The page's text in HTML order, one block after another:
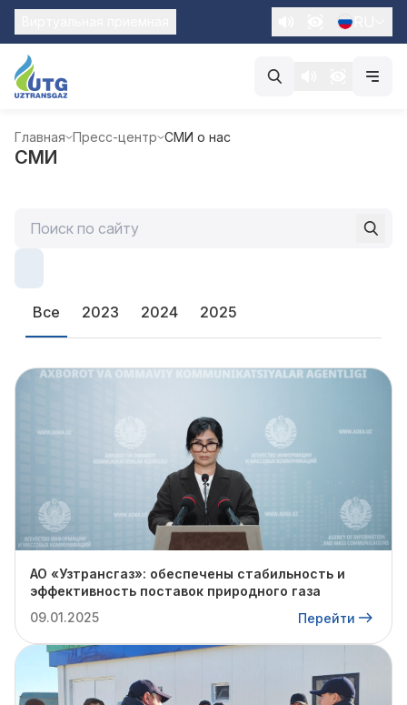
Главная Пресс-центр СМИ о нас
СМИ
Все 2023 2024 2025
АО «Узтрансгаз»: обеспечены стабильность и
эффективность поставок природного газа
09.01.2025
Перейти